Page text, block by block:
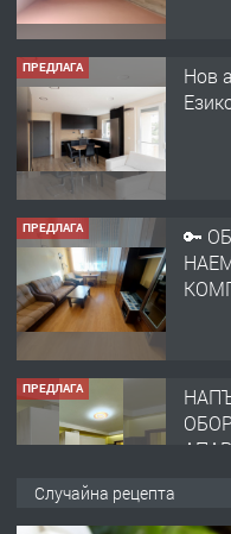
ПРЕДЛАГА
ПРЕДЛАГА
Случайна рецепта